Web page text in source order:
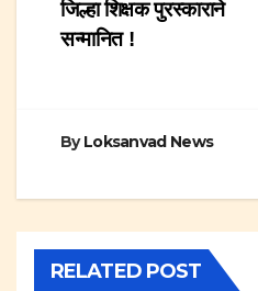
जिल्हा शिक्षक पुरस्काराने
सन्मानित !
ByLoksanvad News
RELATED POST